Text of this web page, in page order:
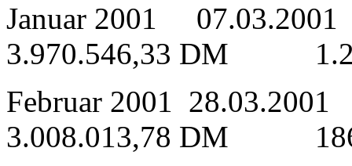
Januar 2001
3.970.546,33 DM
Februar 2001
3.008.013,78 DM